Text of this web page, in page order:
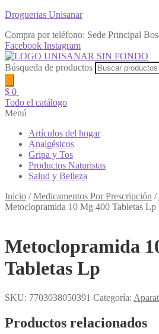
Droguerias Unisanar
Compra por teléfono: Sede Principal
Facebook Instagram
Búsqueda de productos
$ 0
Todo el catálogo
Menú
Artículos del hogar
Analgésicos
Gripa y Tos
Productos Naturistas
Salud y Belleza
Inicio /Medicamentos Por Prescripción /
Metoclopramida 10 Mg 400 Tabletas Lp
Metoclopramida
Tabletas Lp
SKU: 7703038050391 Categoría:
Productos relacionados